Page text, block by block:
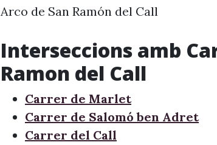
Arco de San Ramón del Call
Interseccions amb
Ramon del Call
Carrer de Marlet
Carrer de Salomó ben Adret
Carrer del Call